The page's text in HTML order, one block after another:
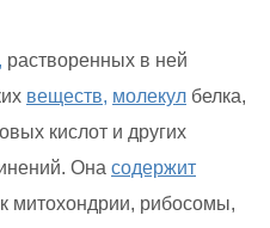
растворенных в ней
веществ, молекул белка,
кислот и других
Она содержит
митохондрии, рибосомы,